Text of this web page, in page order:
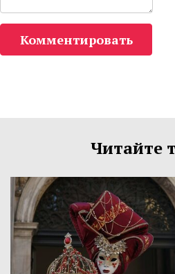
Комментировать
Читайте